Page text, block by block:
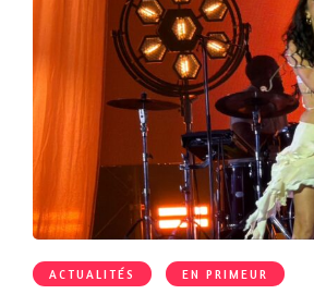
ACTUALITÉS EN PRIMEUR